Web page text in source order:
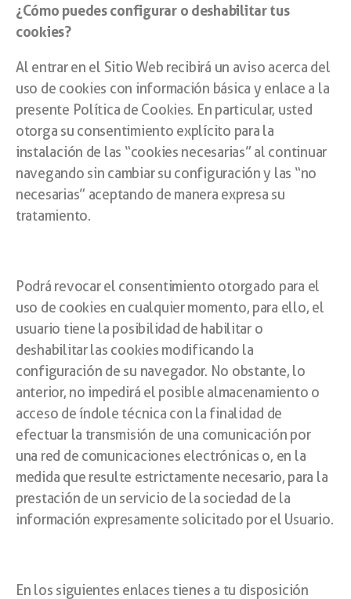
¿Cómo puedes configurar o deshabilitar tus
cookies?
Al entrar en el Sitio Web recibirá un aviso acerca del
uso de cookies con información básica y enlace a la
presente Política de Cookies. En particular, usted
otorga su consentimiento explícito para la
instalación de las “cookies necesarias” al continuar
navegando sin cambiar su configuración y las “no
necesarias” aceptando de manera expresa su
tratamiento.
Podrá revocar el consentimiento otorgado para el
uso de cookies en cualquier momento, para ello, el
usuario tiene la posibilidad de habilitar o
deshabilitar las cookies modificando la
configuración de su navegador. No obstante, lo
anterior, no impedirá el posible almacenamiento o
acceso de índole técnica con la finalidad de
efectuar la transmisión de una comunicación por
una red de comunicaciones electrónicas o, en la
medida que resulte estrictamente necesario, para la
prestación de un servicio de la sociedad de la
información expresamente solicitado por el Usuario.
En los siguientes enlaces tienes a tu disposición